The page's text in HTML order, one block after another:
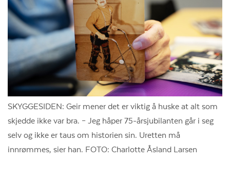
SKYGGESIDEN: Geir mener det er viktig å huske at alt som
skjedde ikke var bra. – Jeg håper 75-årsjubilanten går i seg
selv og ikke er taus om historien sin. Uretten må
innrømmes, sier han. FOTO: Charlotte Åsland Larsen